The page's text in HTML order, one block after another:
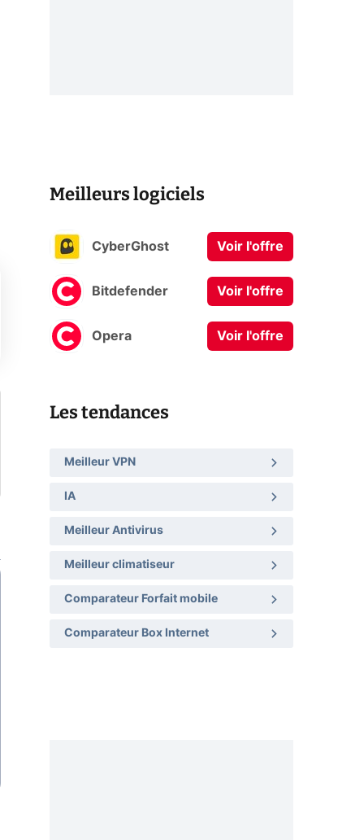
Meilleurs logiciels
CyberGhost Voir l'offre
Bitdefender Voir l'offre
Opera Voir l'offre
Les tendances
Meilleur VPN
IA
Meilleur Antivirus
Meilleur climatiseur
Comparateur Forfait mobile
Comparateur Box Internet